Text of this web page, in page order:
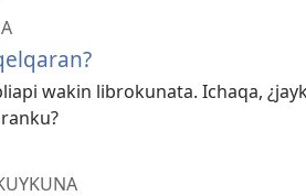
wakin librokunata. Ichaqa,